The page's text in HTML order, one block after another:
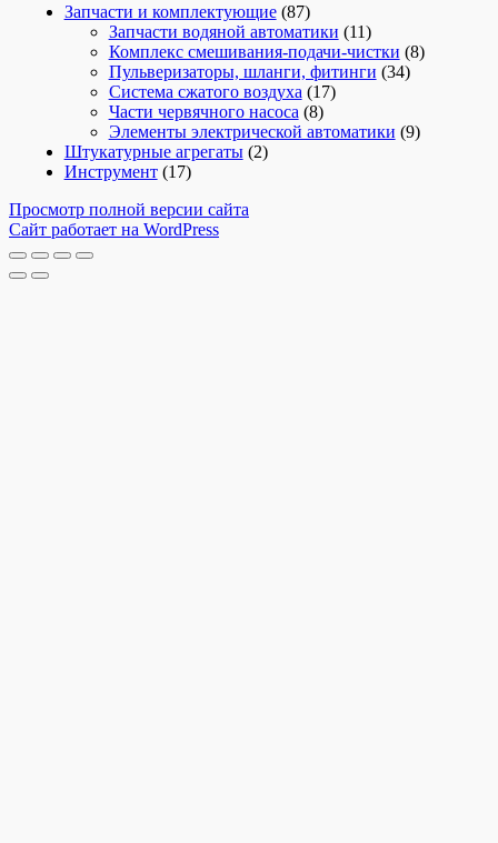
Запчасти и комплектующие (87)
Запчасти водяной автоматики (11)
Комплекс смешивания-подачи-чистки (8)
Пульверизаторы, шланги, фитинги (34)
Система сжатого воздуха (17)
Части червячного насоса (8)
Элементы электрической автоматики (9)
Штукатурные агрегаты (2)
Инструмент (17)
Просмотр полной версии сайта
Сайт работает на WordPress